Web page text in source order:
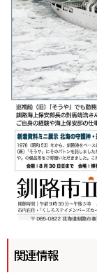
関連情報